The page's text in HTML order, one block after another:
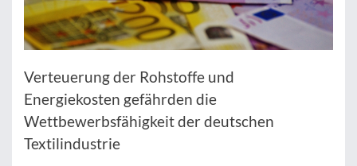
Verteuerung der Rohstoffe und
Energiekosten gefährden die
Wettbewerbsfähigkeit der deutschen
Textilindustrie